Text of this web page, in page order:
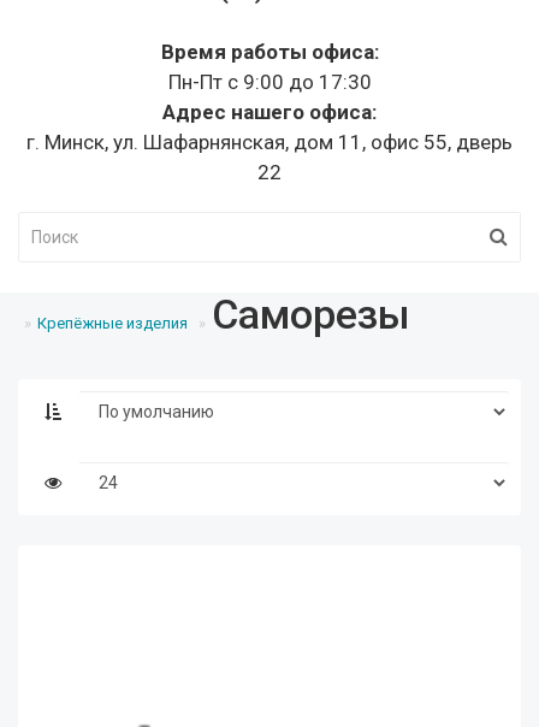
Время работы офиса:
Пн-Пт с 9:00 до 17:30
Адрес нашего офиса:
г. Минск, ул. Шафарнянская, дом 11, офис 55, дверь
22
Крепёжные изделия Саморезы